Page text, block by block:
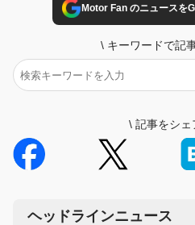
Motor Fan のニュースを
\ キーワードで記
\ 記事をシェ
ヘッドラインニュース